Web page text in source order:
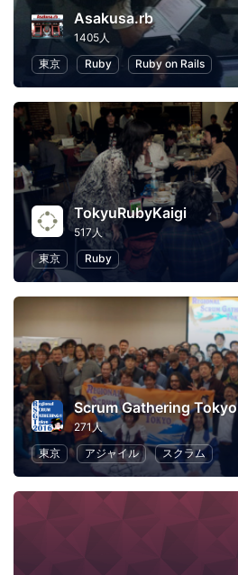
Asakusa.rb
1405人
東京
Ruby Ruby on Rails
TokyuRubyKaigi
517人
東京
Ruby
Scrum Gathering Tokyo
271人
東京
アジャイル スクラム